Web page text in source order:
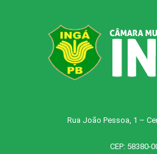
Rua João Pessoa, 1 –
CEP: 58380-